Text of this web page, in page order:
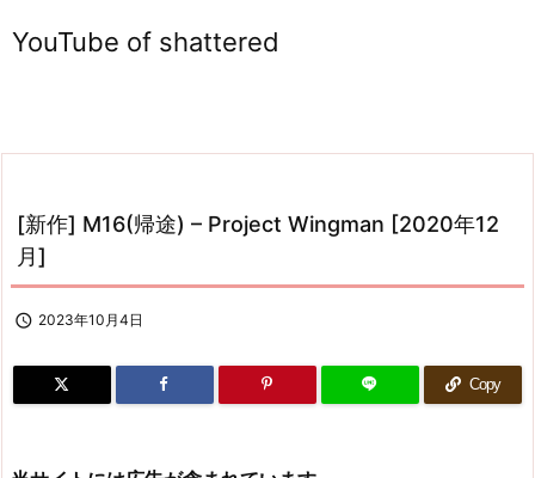
YouTube of shattered
[新作] M16(帰途) – Project Wingman [2020年12
月]
 2023年10月4日
Copy